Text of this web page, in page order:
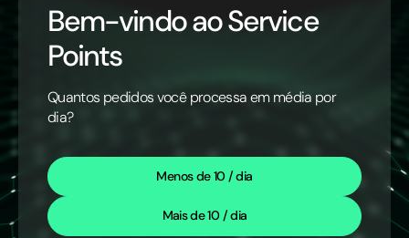
Bem-vindo ao Service
Points
Quantos pedidos você processa em média por
dia?
Menos de 10 / dia
Mais de 10 / dia